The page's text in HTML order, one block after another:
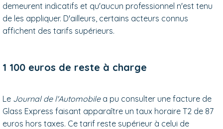
demeurent indicatifs et qu'aucun professionnel n'est tenu
de les appliquer. D'ailleurs, certains acteurs connus
affichent des tarifs supérieurs.
1 100 euros de reste à charge
Le Journal de l'Automobile a pu consulter une facture de
Glass Express faisant apparaître un taux horaire T2 de 87
euros hors taxes. Ce tarif reste supérieur à celui de